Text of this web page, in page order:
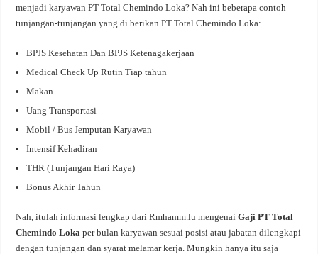
menjadi karyawan PT Total Chemindo Loka? Nah ini beberapa contoh
tunjangan-tunjangan yang di berikan PT Total Chemindo Loka:
BPJS Kesehatan Dan BPJS Ketenagakerjaan
Medical Check Up Rutin Tiap tahun
Makan
Uang Transportasi
Mobil / Bus Jemputan Karyawan
Intensif Kehadiran
THR (Tunjangan Hari Raya)
Bonus Akhir Tahun
Nah, itulah informasi lengkap dari Rmhamm.lu mengenaiGaji PT Total
Chemindo Lokaper bulan karyawan sesuai posisi atau jabatan dilengkapi
dengan tunjangan dan syarat melamar kerja. Mungkin hanya itu saja